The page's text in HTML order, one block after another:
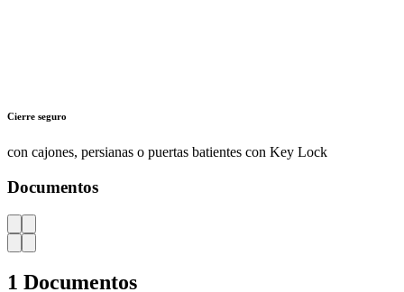
Cierre seguro
con cajones, persianas o puertas batientes con Key Lock
Documentos
AZ
1 Documentos